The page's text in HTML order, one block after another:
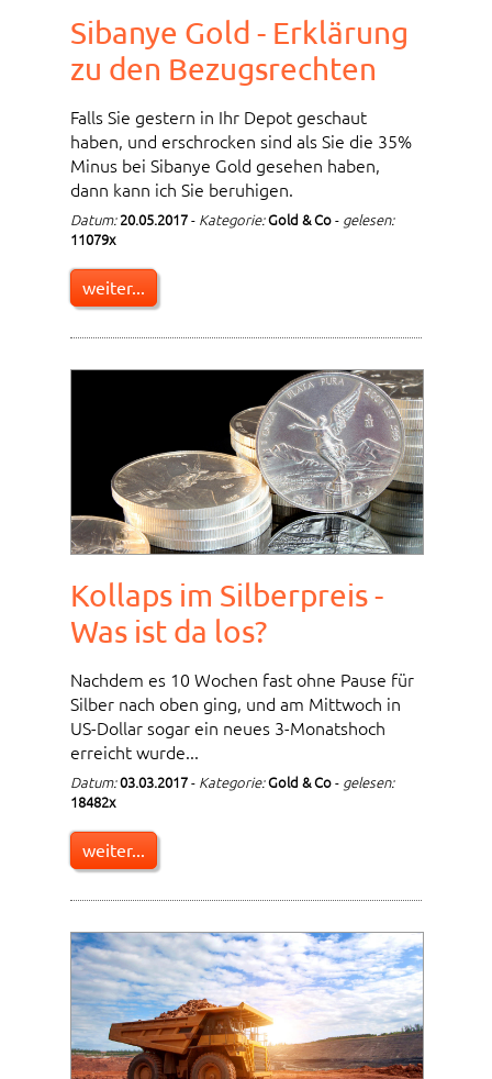
Sibanye Gold - Erklärung
zu den Bezugsrechten
Falls Sie gestern in Ihr Depot geschaut
haben, und erschrocken sind als Sie die 35%
Minus bei Sibanye Gold gesehen haben,
dann kann ich Sie beruhigen.
Datum: 20.05.2017- Kategorie:Gold & Co- gelesen:
11079x
weiter...
Kollaps im Silberpreis -
Was ist da los?
Nachdem es 10 Wochen fast ohne Pause für
Silber nach oben ging, und am Mittwoch in
US-Dollar sogar ein neues 3-Monatshoch
erreicht wurde...
Datum:03.03.2017- Kategorie:Gold & Co- gelesen:
18482x
weiter...